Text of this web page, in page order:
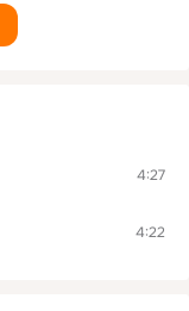
4:27
4:22